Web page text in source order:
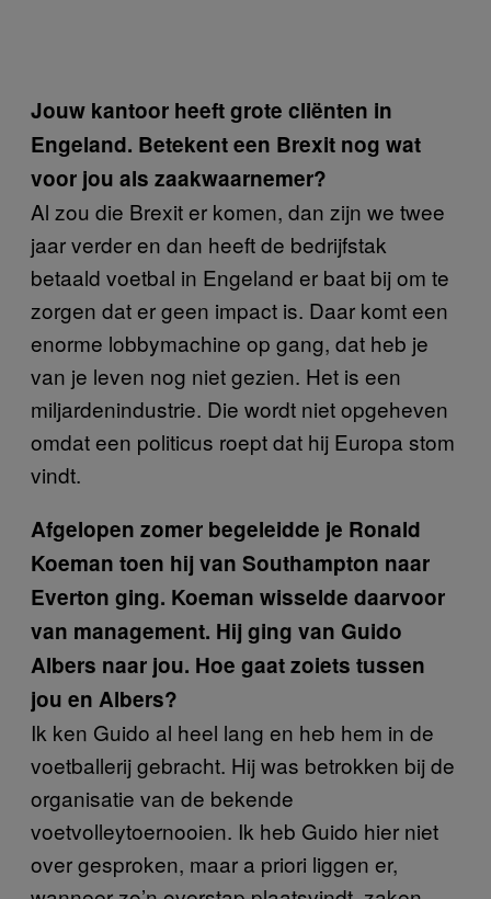
Jouw kantoor heeft grote cliënten in
Engeland. Betekent een Brexit nog wat
voor jou als zaakwaarnemer?
Al zou die Brexit er komen, dan zijn we twee
jaar verder en dan heeft de bedrijfstak
betaald voetbal in Engeland er baat bij om te
zorgen dat er geen impact is. Daar komt een
enorme lobbymachine op gang, dat heb je
van je leven nog niet gezien. Het is een
miljardenindustrie. Die wordt niet opgeheven
omdat een politicus roept dat hij Europa stom
vindt.
Afgelopen zomer begeleidde je Ronald
Koeman toen hij van Southampton naar
Everton ging. Koeman wisselde daarvoor
van management. Hij ging van Guido
Albers naar jou. Hoe gaat zoiets tussen
jou en Albers?
Ik ken Guido al heel lang en heb hem in de
voetballerij gebracht. Hij was betrokken bij de
organisatie van de bekende
voetvolleytoernooien. Ik heb Guido hier niet
over gesproken, maar a priori liggen er,